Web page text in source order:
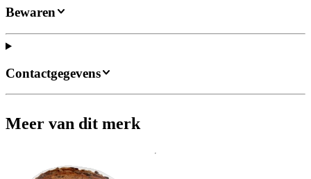
Bewaren
Contactgegevens
Meer van dit merk